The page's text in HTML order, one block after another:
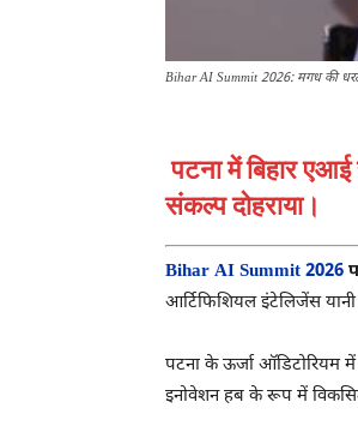
Bihar AI Summit 2026: मगध की
पटना में बिहार
संकल्प दोहराया।
Bihar AI Summit 2026
आर्टिफिशियल इंटेलिजेंस
पटना के ऊर्जा ऑडिटोरियम
इनोवेशन हब के रूप में